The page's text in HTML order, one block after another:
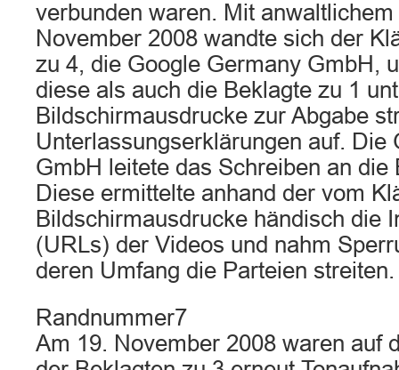
verbunden waren. Mit
November 2008 wandte sich der
zu 4, die Google Germany GmbH,
diese als auch die Beklagte zu 1
Bildschirmausdrucke zur Abgabe
Unterlassungserklärungen auf. Die
GmbH leitete das Schreiben an die
Diese ermittelte anhand der vom
Bildschirmausdrucke händisch die
(URLs) der Videos und nahm
deren Umfang die Parteien streiten.
Randnummer7
Am 19. November 2008 waren auf